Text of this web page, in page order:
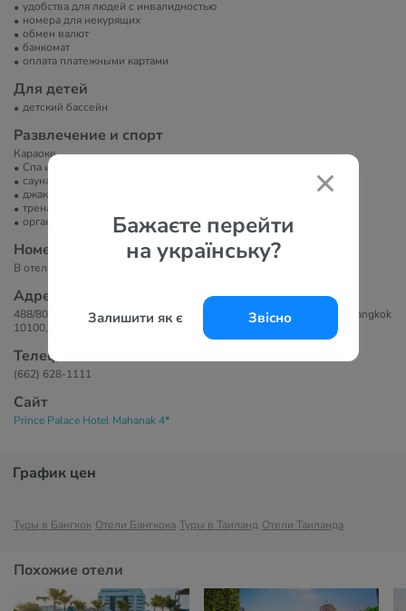
Бажаєте перейти
на українську?
Залишити як є Звісно
удобства для людей с инвалидностью
номера для некурящих
обмен валют
банкомат
оплата платежными картами
Для детей
детский бассейн
Развлечение и спорт
Караоке.
Спа или велнес-центр
сауна/баня/хамам
джакузи
тренажерный зал
организация экскурсий
Номера
В отеле 744 номера.
Адрес
488/800 BoBae Tower Damrongrak Road, Klong Mahanak, Pomprab, Bangkok
10100, Thailand
Телефоны
(662) 628-1111
Сайт
Prince Palace Hotel Mahanak 4*
График цен
Туры в Бангкок Отели Бангкока Туры в Таиланд Отели Таиланда
Похожие отели